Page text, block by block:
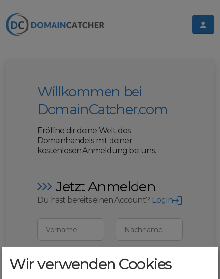
Willkommen bei
DomainCatcher.com
Eröffne dir deine Welt des
Domainhandels mit deiner
kostenlosen Anmeldung bei uns.
Jetzt Anmelden
Du hast bereits einen Account? Login
Vorname Nachname
E-Mail
Wir verwenden Cookies